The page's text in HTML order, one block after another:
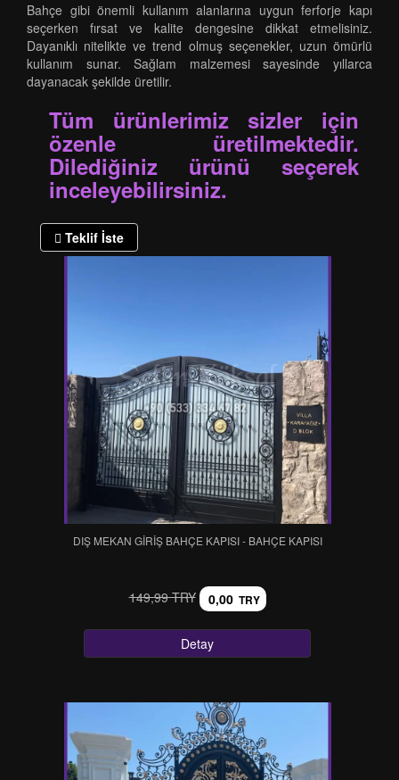
Bahçe gibi önemli kullanım alanlarına uygun ferforje kapı
seçerken fırsat ve kalite dengesine dikkat etmelisiniz.
Dayanıklı nitelikte ve trend olmuş seçenekler, uzun ömürlü
kullanım sunar. Sağlam malzemesi sayesinde yıllarca
dayanacak şekilde üretilir.
Tüm ürünlerimiz sizler için
özenle üretilmektedir.
Dilediğiniz ürünü seçerek
inceleyebilirsiniz.
Teklif İste
DIŞ MEKAN GİRİŞ BAHÇE KAPISI - BAHÇE KAPISI
149,99 TRY 0,00 TRY
Detay